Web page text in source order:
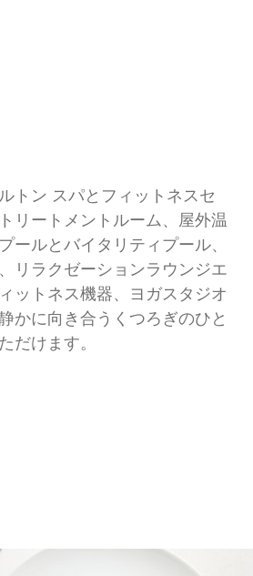
トン スパとフィットネスセ
リートメントルーム、屋外温
ールとバイタリティプール、
リラクゼーションラウンジエ
ットネス機器、ヨガスタジオ
かに向き合うくつろぎのひと
だけます。